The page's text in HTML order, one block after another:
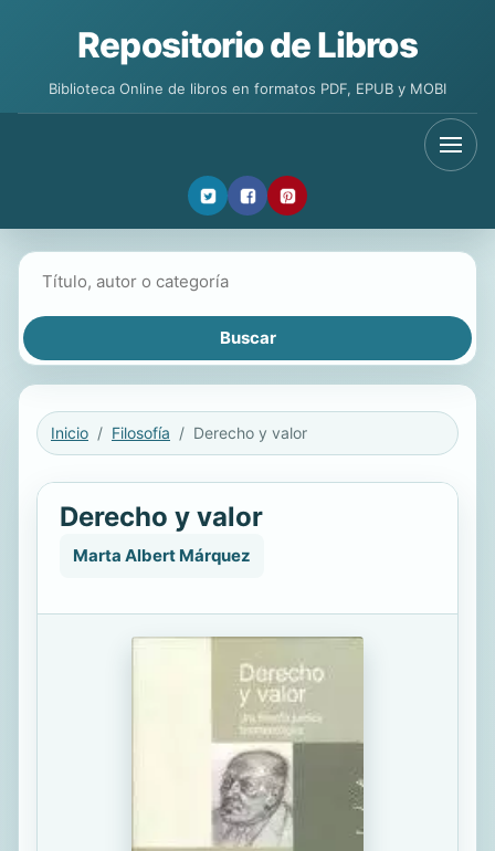
Repositorio de Libros
Biblioteca Online de libros en formatos PDF, EPUB y MOBI
Inicio Filosofía Derecho y valor
Derecho y valor
Marta Albert Márquez